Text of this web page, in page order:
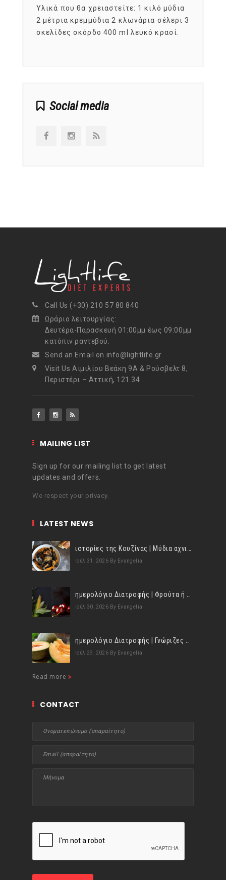
Υλικά που θα χρειαστείτε: 1 κιλό μύδια
2 μέτρια κρεμμύδια 2 κλωνάρια σέλερι 3
σκελίδες σκόρδο 400 ml λευκό κρασί.
Social media
Call Us (+30) 210 57 80 840
Ωράριο λειτουργίας:
Δευτέρα-Παρασκευή 01:00μμ έως 09:00μμ
κατόπιν ραντεβού.
Send an Email on info@lightlife.gr
Visit Us Αιμιλίου Βεάκη 9Α & Ρούσβελτ 8,
Περιστέρι – Αττική, 121 34
MAILING LIST
Sign up for our mailing list to get latest
updates and offers.
We respect your privacy.
LATEST NEWS
Ιούλ 31, 2026 By Evangelia
Ιούλ 30, 2026 By Evangelia
Ιούλ 29, 2026 By Evangelia
Read more
CONTACT